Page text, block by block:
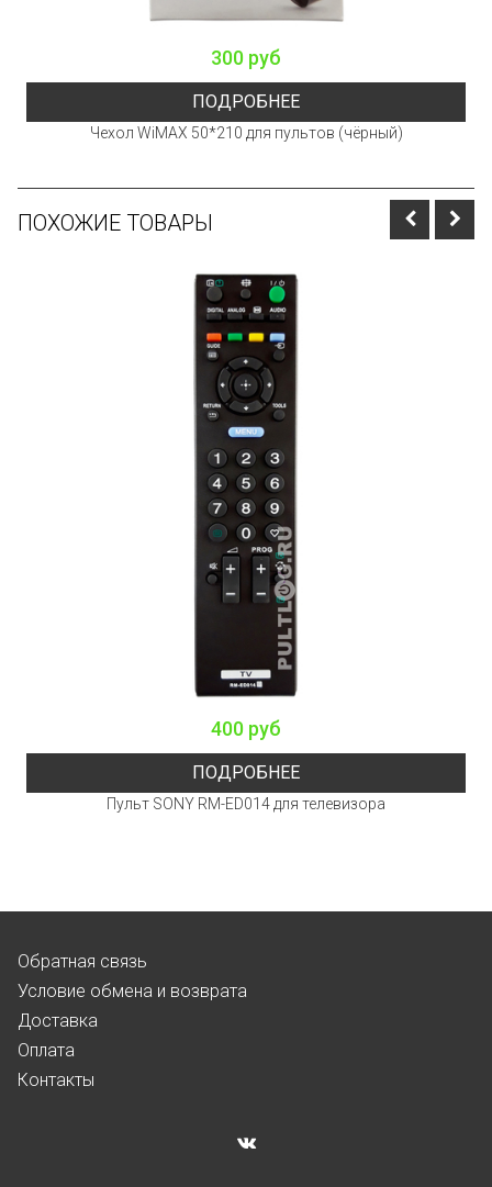
300 руб
ПОДРОБНЕЕ
Чехол WiMAX 50*210 для пультов (чёрный)
ПОХОЖИЕ ТОВАРЫ
400 руб
ПОДРОБНЕЕ
Пульт SONY RM-ED014 для телевизора
Обратная связь
Условие обмена и возврата
Доставка
Оплата
Контакты